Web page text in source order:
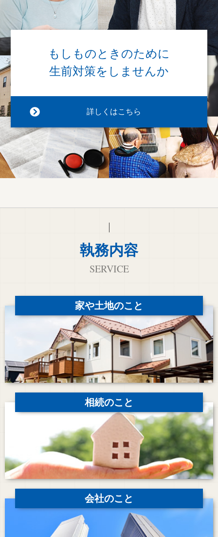
もしものときのために
生前対策をしませんか
詳しくはこちら
執務内容
SERVICE
家や土地のこと
相続のこと
会社のこと